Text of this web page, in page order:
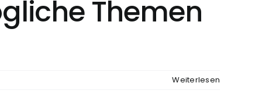
Themen
Weiterlesen